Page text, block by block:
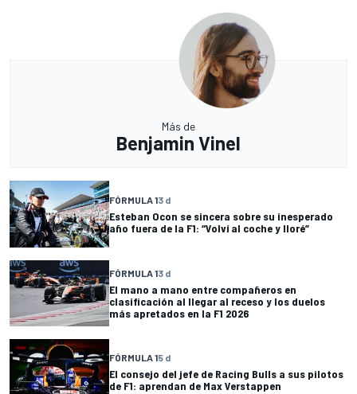
Más de
Benjamin Vinel
FÓRMULA 13 d
Esteban Ocon se sincera sobre su inesperado
año fuera de la F1: “Volví al coche y lloré”
FÓRMULA 13 d
El mano a mano entre compañeros en
clasificación al llegar al receso y los duelos
más apretados en la F1 2026
FÓRMULA 15 d
El consejo del jefe de Racing Bulls a sus pilotos
de F1: aprendan de Max Verstappen